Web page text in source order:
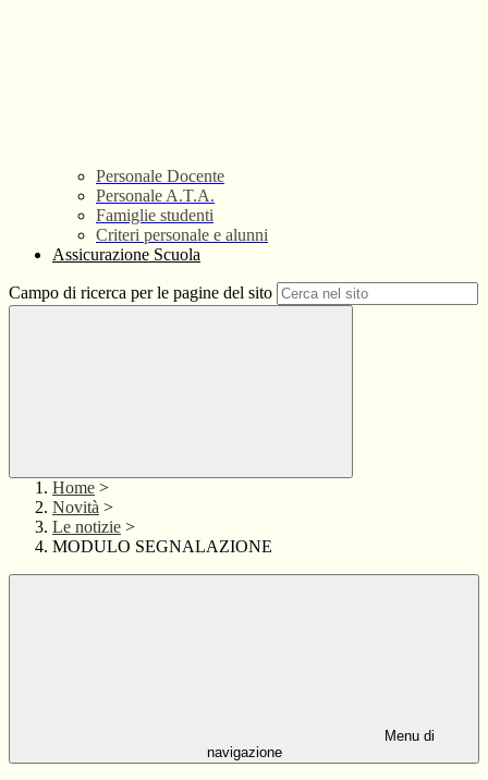
Personale Docente
Personale A.T.A.
Famiglie studenti
Criteri personale e alunni
Assicurazione Scuola
Campo di ricerca per le pagine del sito
Home >
Novità >
Le notizie >
MODULO SEGNALAZIONE
Menu di
navigazione